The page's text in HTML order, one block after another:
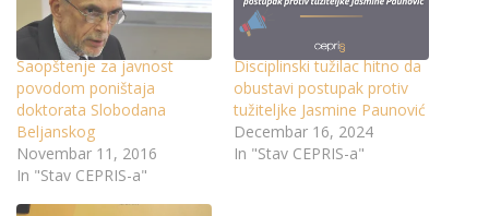
Saopštenje za javnost
povodom poništaja
doktorata Slobodana
Beljanskog
Novembar 11, 2016
In "Stav CEPRIS-a"
Disciplinski tužilac hitno da
obustavi postupak protiv
tužiteljke Jasmine Paunović
Decembar 16, 2024
In "Stav CEPRIS-a"